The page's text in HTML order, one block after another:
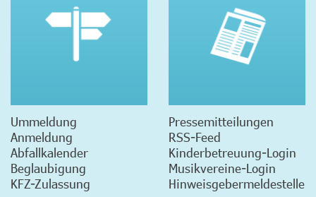
Ummeldung
Anmeldung
Abfallkalender
Beglaubigung
KFZ-Zulassung
Pressemitteilungen
RSS-Feed
Kinderbetreuung-Login
Musikvereine-Login
Hinweisgebermeldestelle